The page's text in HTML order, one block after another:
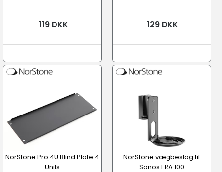
119 DKK 129 DKK
NorStone Pro 4U Blind Plate 4
Units
NorStone vægbeslag til
Sonos ERA 100